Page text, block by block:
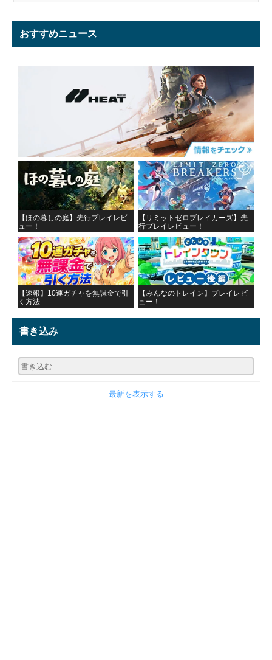
おすすめニュース
【ほの暮しの庭】先行プレイレビ
ュー！
【リミットゼロブレイカーズ】先
行プレイレビュー！
【速報】10連ガチャを無課金で引
く方法
【みんなのトレイン】プレイレビ
ュー！
書き込み
最新を表示する